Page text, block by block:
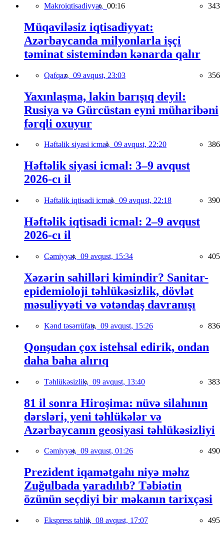
Makroiqtisadiyyat, 00:16 343
Müqaviləsiz iqtisadiyyat:
Azərbaycanda milyonlarla işçi
təminat sistemindən kənarda qalır
Qafqaz, 09 avqust, 23:03 356
Yaxınlaşma, lakin barışıq deyil:
Rusiya və Gürcüstan eyni müharibəni
fərqli oxuyur
Həftəlik siyasi icmal, 09 avqust, 22:20 386
Həftəlik siyasi icmal: 3–9 avqust
2026-cı il
Həftəlik iqtisadi icmal, 09 avqust, 22:18 390
Həftəlik iqtisadi icmal: 2–9 avqust
2026-cı il
Cəmiyyət, 09 avqust, 15:34 405
Xəzərin sahilləri kimindir? Sanitar-
epidemioloji təhlükəsizlik, dövlət
məsuliyyəti və vətəndaş davranışı
Kənd təsərrüfatı, 09 avqust, 15:26 836
Qonşudan çox istehsal edirik, ondan
daha baha alırıq
Təhlükəsizlik, 09 avqust, 13:40 383
81 il sonra Hiroşima: nüvə silahının
dərsləri, yeni təhlükələr və
Azərbaycanın geosiyasi təhlükəsizliyi
Cəmiyyət, 09 avqust, 01:26 490
Prezident iqamətgahı niyə məhz
Zuğulbada yaradılıb? Təbiətin
özünün seçdiyi bir məkanın tarixçəsi
Ekspress təhlil, 08 avqust, 17:07 495